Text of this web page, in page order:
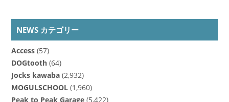
NEWS カテゴリー
Access(57)
DOGtooth(64)
Jocks kawaba(2,932)
MOGULSCHOOL(1,960)
Peak to Peak Garage(5,422)